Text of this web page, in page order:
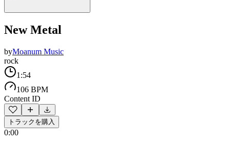
New Metal
byMoanum Music
rock
1:54
106 BPM
Content ID
トラックを購入
0:00